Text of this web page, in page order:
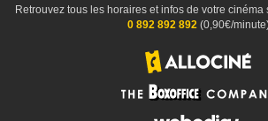
Retrouvez tous les horaires et infos de votre
0 892 892 892(0,90€/